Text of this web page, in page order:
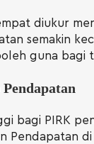
diukur
semakin
guna bagi
bagi PIRK
Pendapatan